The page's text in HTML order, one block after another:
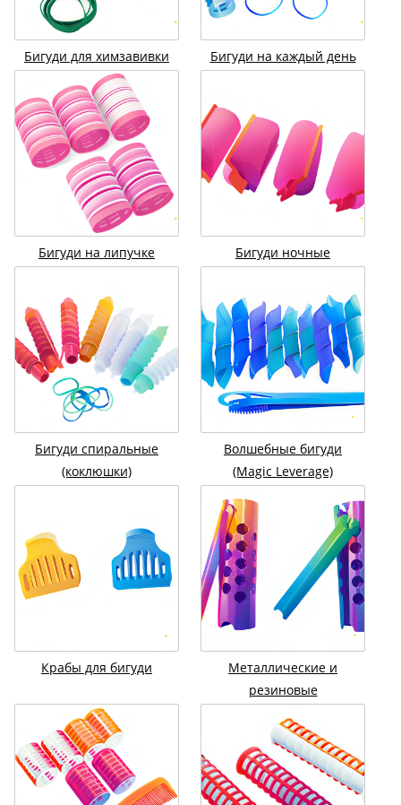
Бигуди для химзавивки Бигуди на каждый день
Бигуди на липучке Бигуди ночные
Бигуди спиральные
(коклюшки)
Волшебные бигуди
(Magic Leverage)
Крабы для бигуди
Металлические и
резиновые